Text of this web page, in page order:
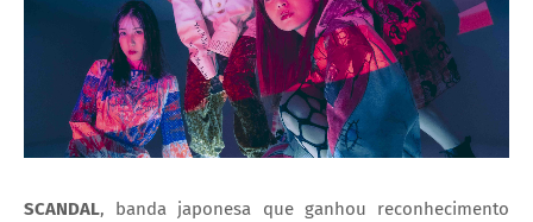
SCANDAL, banda japonesa que ganhou reconhecimento